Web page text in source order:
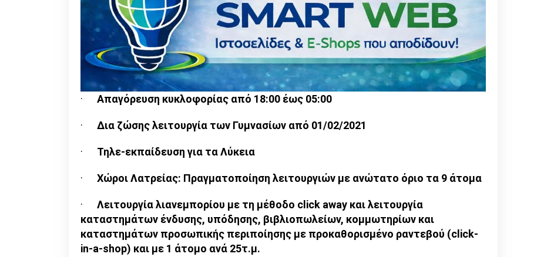
· Απαγόρευση κυκλοφορίας από 18:00 έως 05:00
· Δια ζώσης λειτουργία των Γυμνασίων από 01/02/2021
· Τηλε-εκπαίδευση για τα Λύκεια
· Χώροι Λατρείας: Πραγματοποίηση λειτουργιών με ανώτατο όριο τα 9 άτομα
· Λειτουργία λιανεμπορίου με τη μέθοδο click away και λειτουργία
καταστημάτων ένδυσης, υπόδησης, βιβλιοπωλείων, κομμωτηρίων και
καταστημάτων προσωπικής περιποίησης με προκαθορισμένο ραντεβού (click-
in-a-shop) και με 1 άτομο ανά 25τ.μ.